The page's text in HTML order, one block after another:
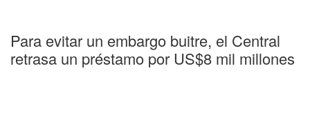
Para evitar un embargo buitre, el Central
retrasa un préstamo por US$8 mil millones